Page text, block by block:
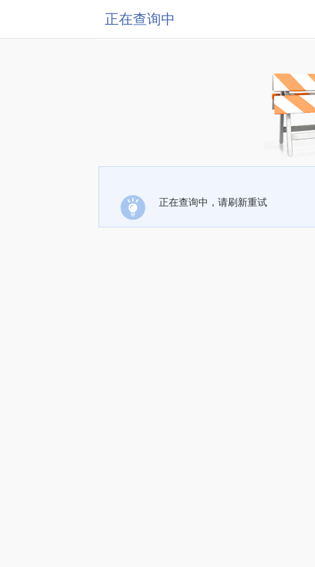
正在查询中
正在查询中，请刷新重试